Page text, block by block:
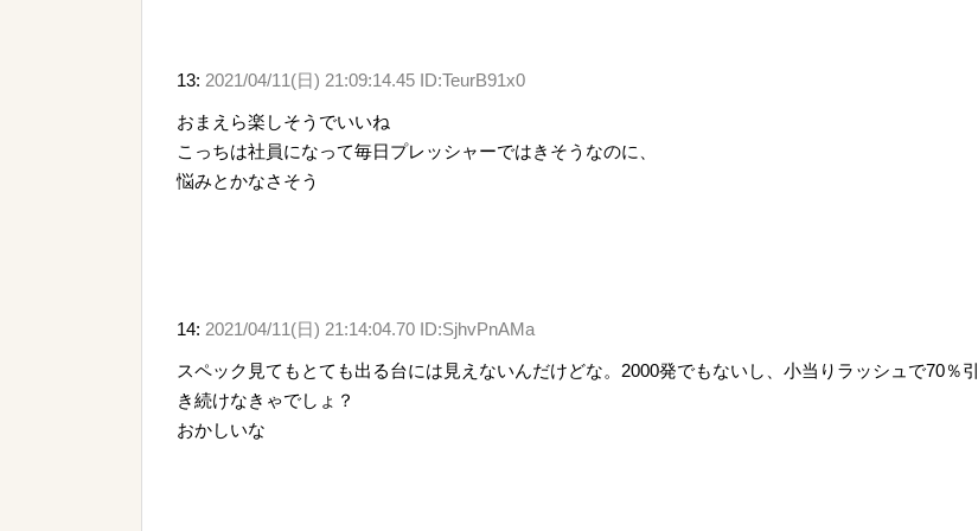
13: 2021/04/11(日) 21:09:14.45 ID:TeurB91x0
おまえら楽しそうでいいね
こっちは社員になって毎日プレッシャーではきそうなのに、
悩みとかなさそう
14: 2021/04/11(日) 21:14:04.70 ID:SjhvPnAMa
スペック見てもとても出る台には見えないんだけどな。2000発でもないし、小当りラッシュで70％引
き続けなきゃでしょ？
おかしいな